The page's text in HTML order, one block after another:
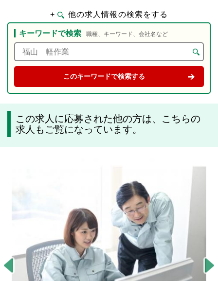
+ 他の求人情報の検索をする
キーワードで検索 職種、キーワード、会社名など
この求人に応募された他の方は、こちらの
求人もご覧になっています。